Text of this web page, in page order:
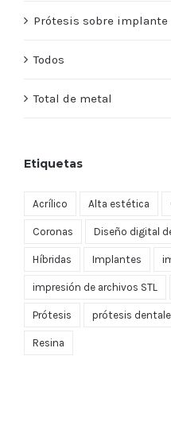
Prótesis sobre implante
Todos
Total de metal
Etiquetas
Acrílico Alta estética
Coronas Diseño digital
Híbridas Implantes
impresión de archivos STL
Prótesis prótesis
Resina